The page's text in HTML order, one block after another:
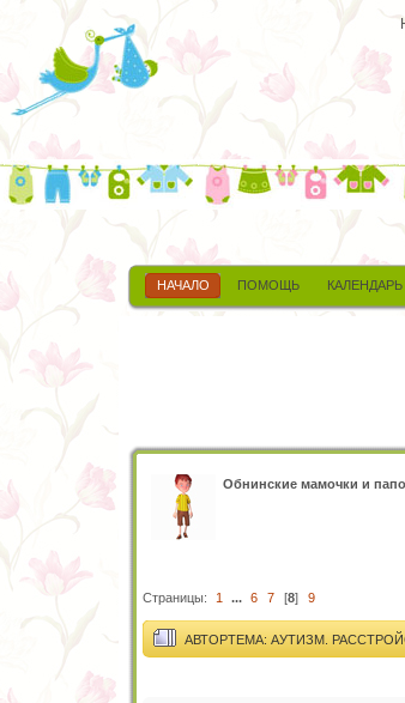
НАЧАЛО ПОМОЩЬ КАЛЕНДАРЬ
Обнинские мамочки и
Страницы: 1 ... 6 7 [8] 9
АВТОРТЕМА: АУТИЗМ.